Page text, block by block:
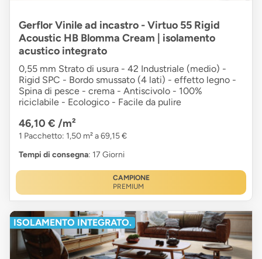
Gerflor Vinile ad incastro - Virtuo 55 Rigid
Acoustic HB Blomma Cream | isolamento
acustico integrato
0,55 mm Strato di usura - 42 Industriale (medio) -
Rigid SPC - Bordo smussato (4 lati) - effetto legno -
Spina di pesce - crema - Antiscivolo - 100%
riciclabile - Ecologico - Facile da pulire
46,10 € /m²
1 Pacchetto: 1,50 m² a 69,15 €
Tempi di consegna: 17 Giorni
CAMPIONE
PREMIUM
ISOLAMENTO INTEGRATO.